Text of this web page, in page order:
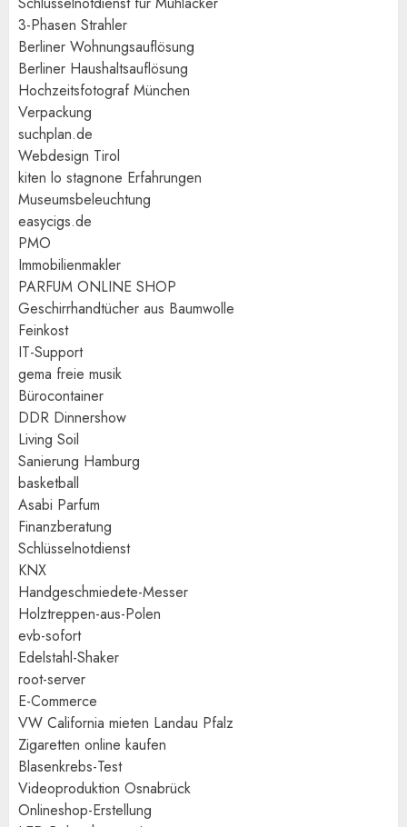
3-Phasen Strahler
Berliner Wohnungsauflösung
Berliner Haushaltsauflösung
Hochzeitsfotograf München
Verpackung
suchplan.de
Webdesign Tirol
kiten lo stagnone Erfahrungen
Museumsbeleuchtung
easycigs.de
PMO
Immobilienmakler
PARFUM ONLINE SHOP
Geschirrhandtücher aus Baumwolle
Feinkost
IT-Support
gema freie musik
Bürocontainer
DDR Dinnershow
Living Soil
Sanierung Hamburg
basketball
Asabi Parfum
Finanzberatung
Schlüsselnotdienst
KNX
Handgeschmiedete-Messer
Holztreppen-aus-Polen
evb-sofort
Edelstahl-Shaker
root-server
E-Commerce
VW California mieten Landau Pfalz
Zigaretten online kaufen
Blasenkrebs-Test
Videoproduktion Osnabrück
Onlineshop-Erstellung